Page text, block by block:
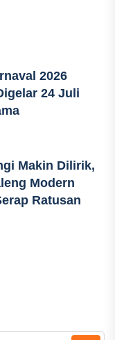
2026
24 Juli
Makin Dilirik,
Modern
Ratusan